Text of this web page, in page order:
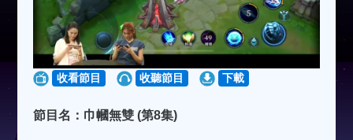
收看節目 收聽節目 下載
節目名：巾幗無雙 (第8集)